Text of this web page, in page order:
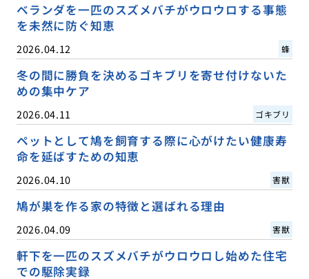
ベランダを一匹のスズメバチがウロウロする事態
を未然に防ぐ知恵
2026.04.12 蜂
冬の間に勝負を決めるゴキブリを寄せ付けないた
めの集中ケア
2026.04.11 ゴキブリ
ペットとして鳩を飼育する際に心がけたい健康寿
命を延ばすための知恵
2026.04.10 害獣
鳩が巣を作る家の特徴と選ばれる理由
2026.04.09 害獣
軒下を一匹のスズメバチがウロウロし始めた住宅
での駆除実録